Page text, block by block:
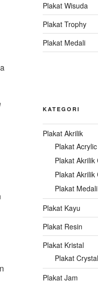
Plakat Wisuda
Plakat Trophy
Plakat Medali
KATEGORI
Plakat Akrilik
Plakat
Plakat Akrilik
Plakat
Plakat Medali
Plakat Kayu
Plakat Resin
Plakat Kristal
Plakat Crystal
Plakat Jam